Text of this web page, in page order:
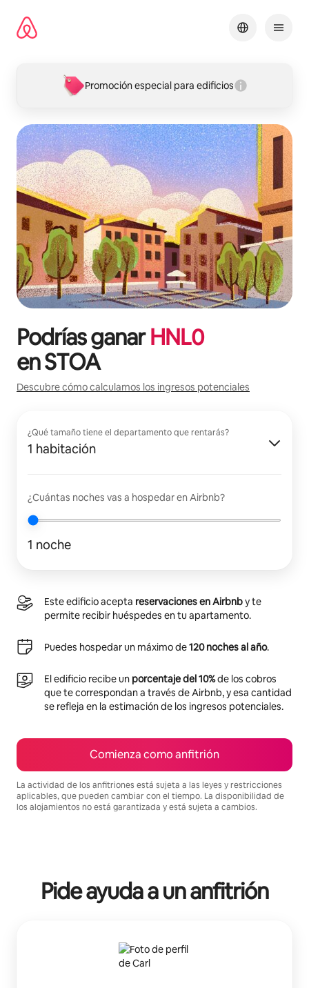
contenido
Promoción especial para edificios
Podrías ganarHNL0
enSTOA
Descubre cómo calculamos los ingresos potenciales
¿Qué tamaño tiene el departamento que rentarás?
1 habitación
¿Cuántas noches vas a hospedar en Airbnb?
1 noche
Este edificio acepta reservaciones en Airbnby te
permite recibir huéspedes en tu apartamento.
Puedes hospedar un máximo de120 noches al año.
El edificio recibe un porcentaje del 10%de los cobros
que te correspondan a través de Airbnb, y esa cantidad
se refleja en la estimación de los ingresos potenciales.
Comienza como anfitrión
La actividad de los anfitriones está sujeta a las leyes y restricciones
aplicables, que pueden cambiar con el tiempo. La disponibilidad de
los alojamientos no está garantizada y está sujeta a cambios.
Pide ayuda a un anfitrión